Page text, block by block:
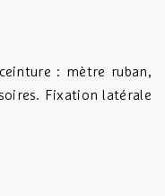
: mètre ruban,
Fixation latérale